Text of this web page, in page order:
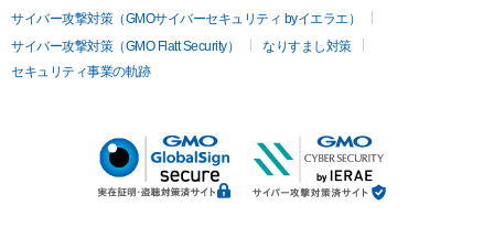
サイバー攻撃対策（GMOサイバーセキュリティ byイエラエ）
サイバー攻撃対策（GMO Flatt Security）
なりすまし対策
セキュリティ事業の軌跡